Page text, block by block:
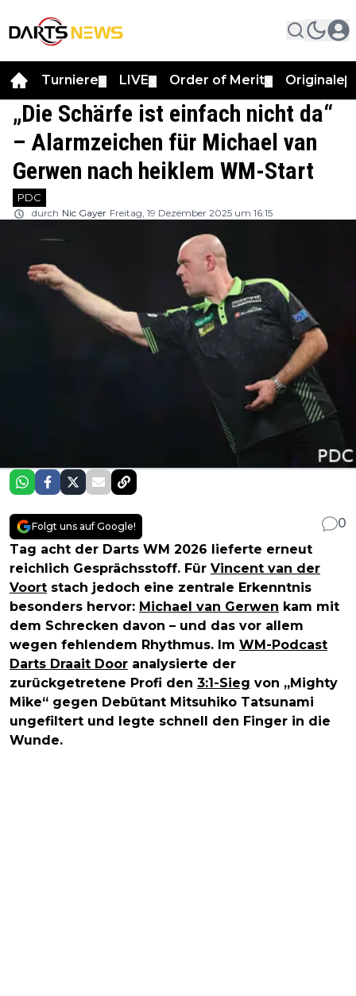
Turniere LIVE Order of Merit Originale
„Die Schärfe ist einfach nicht da“
– Alarmzeichen für Michael van
Gerwen nach heiklem WM-Start
PDC
durch Nic Gayer Freitag, 19 Dezember 2025 um 16:15
Folgt uns auf Google!
0
Tag acht der Darts WM 2026 lieferte erneut
reichlich Gesprächsstoff. Für Vincent van der
Voort stach jedoch eine zentrale Erkenntnis
besonders hervor: Michael van Gerwen kam mit
dem Schrecken davon – und das vor allem
wegen fehlendem Rhythmus. Im WM-Podcast
Darts Draait Door analysierte der
zurückgetretene Profi den 3:1-Sieg von „Mighty
Mike“ gegen Debütant Mitsuhiko Tatsunami
ungefiltert und legte schnell den Finger in die
Wunde.